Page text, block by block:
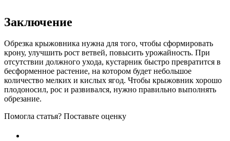
Заключение
Обрезка крыжовника нужна для того, чтобы сформировать
крону, улучшить рост ветвей, повысить урожайность. При
отсутствии должного ухода, кустарник быстро превратится в
бесформенное растение, на котором будет небольшое
количество мелких и кислых ягод. Чтобы крыжовник хорошо
плодоносил, рос и развивался, нужно правильно выполнять
обрезание.
Помогла статья? Поставьте оценку